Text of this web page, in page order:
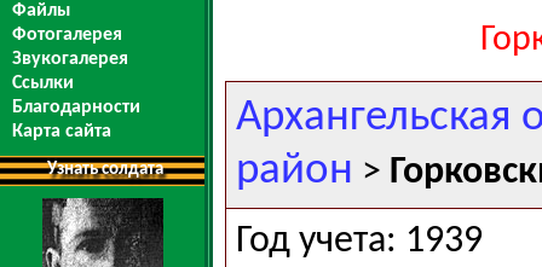
Файлы
Фотогалерея
Звукогалерея
Ссылки
Благодарности
Карта сайта
Узнать солдата
Архангельская
район >
Год учета: 1939